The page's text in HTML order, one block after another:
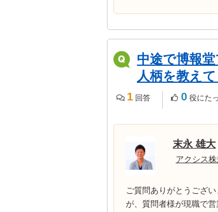
中途で博報
人柄を教えて
1 回答 0 役にた
末永 雄大
アクシス
ご質問ありがとうござ
が、質問者様が現職で